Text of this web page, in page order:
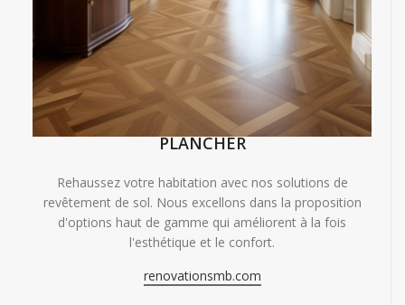
PLANCHER
Rehaussez votre habitation avec nos solutions de
revêtement de sol. Nous excellons dans la proposition
d'options haut de gamme qui améliorent à la fois
l'esthétique et le confort.
renovationsmb.com